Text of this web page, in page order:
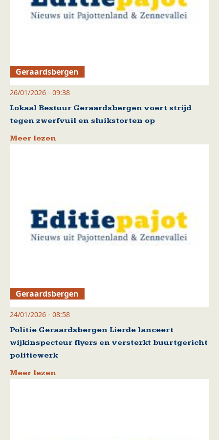
Geraardsbergen
26/01/2026 - 09:38
Lokaal Bestuur Geraardsbergen voert strijd
tegen zwerfvuil en sluikstorten op
Meer lezen
Geraardsbergen
24/01/2026 - 08:58
Politie Geraardsbergen Lierde lanceert
wijkinspecteur flyers en versterkt buurtgericht
politiewerk
Meer lezen